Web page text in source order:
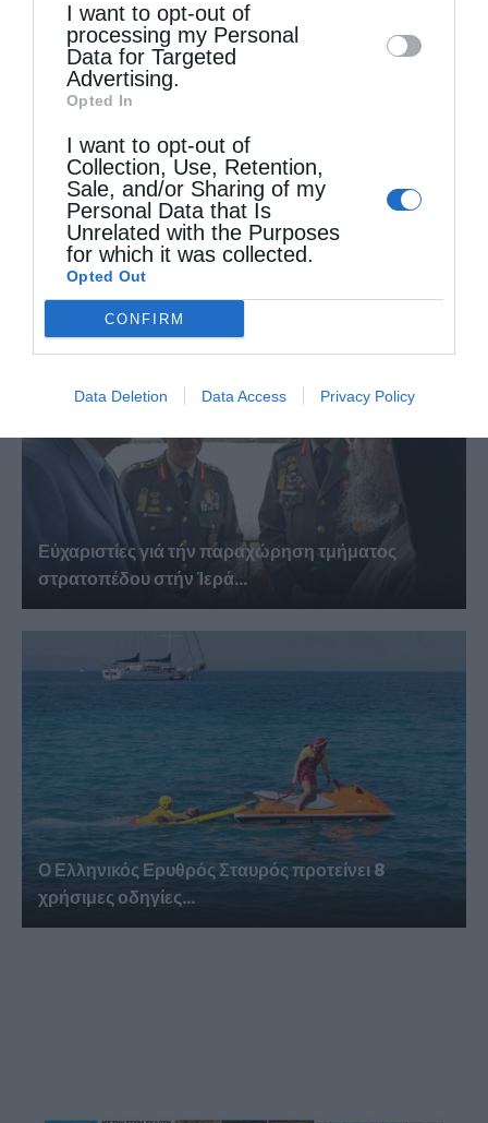
disclose it to other third parties.
I want to opt-out of
processing my Personal
Data for Targeted
Advertising.
Opted In
I want to opt-out of
Collection, Use, Retention,
Sale, and/or Sharing of my
Personal Data that Is
Unrelated with the Purposes
for which it was collected.
Opted Out
CONFIRM
Data Deletion Data Access Privacy Policy
Η εορτή της Μεταμορφώσεως του Σωτήρος σε
Μεταμόρφωση...
Εὐχαριστίες γιά τήν παραχώρηση τμήματος
στρατοπέδου στήν Ἱερά...
Ο Ελληνικός Ερυθρός Σταυρός προτείνει 8
χρήσιμες οδηγίες...